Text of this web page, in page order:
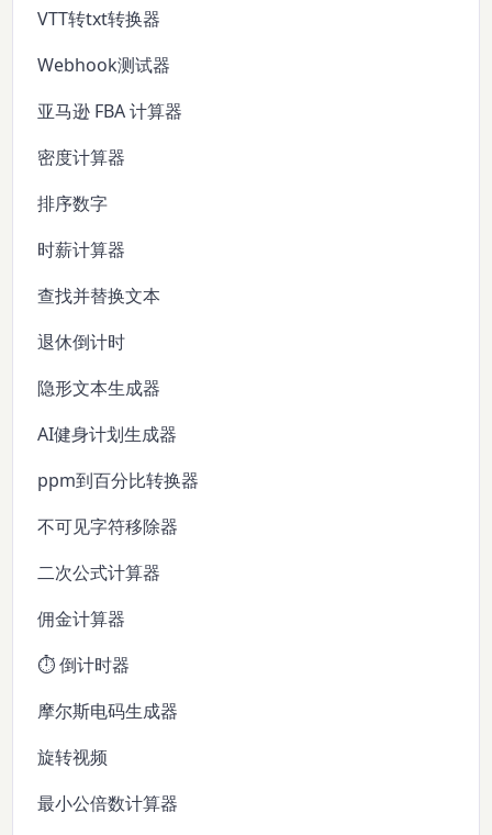
VTT转txt转换器
Webhook测试器
亚马逊 FBA 计算器
密度计算器
排序数字
时薪计算器
查找并替换文本
退休倒计时
隐形文本生成器
AI健身计划生成器
ppm到百分比转换器
不可见字符移除器
二次公式计算器
佣金计算器
⏱️ 倒计时器
摩尔斯电码生成器
旋转视频
最小公倍数计算器